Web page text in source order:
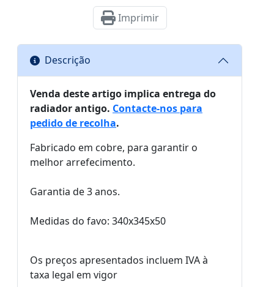
Imprimir
Descrição
Venda deste artigo implica entrega do
radiador antigo. Contacte-nos para
pedido de recolha.
Fabricado em cobre, para garantir o
melhor arrefecimento.
Garantia de 3 anos.
Medidas do favo: 340x345x50
Os preços apresentados incluem IVA à
taxa legal em vigor